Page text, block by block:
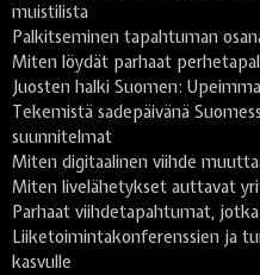
muistilista
Palkitseminen tapahtuman
Miten löydät parhaat
Juosten halki Suomen:
Tekemistä sadepäivänä
suunnitelmat
Miten digitaalinen viihde
Miten livelähetykset auttavat
Parhaat viihdetapahtumat,
Liiketoimintakonferenssien ja
kasvulle